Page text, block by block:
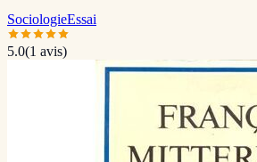
SociologieEssai
5.0(1 avis)